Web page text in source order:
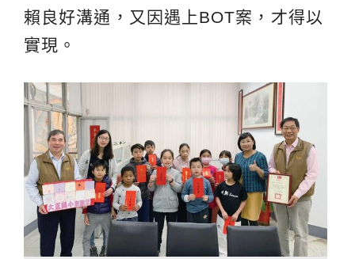
賴良好溝通，又因遇上BOT案，才得以
實現。